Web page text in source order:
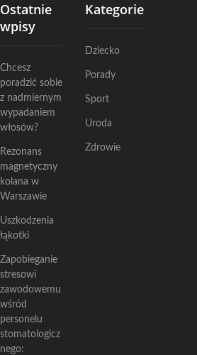
dentystycznych
Ostatnie
wpisy
Chcesz
poradzić sobie
z nadmiernym
wypadaniem
włosów?
Rezonans
magnetyczny
kolana w
Warszawie
Uszkodzenia
łąkotki
Zapobieganie
stresowi
zawodowemu
wśród
personelu
stomatologicz
nego:
Kategorie
Dziecko
Porady
Sport
Uroda
Zdrowie